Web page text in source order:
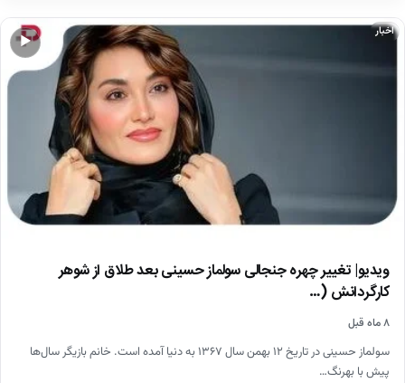
▶
اخبار
ویدیو| تغییر چهره جنجالی سولماز حسینی بعد طلاق از شوهر
کارگردانش (…
۸ ماه قبل
سولماز حسینی در تاریخ ۱۲ بهمن سال ۱۳۶۷ به دنیا آمده است. خانم بازیگر سال‌ها
پیش با بهرنگ…